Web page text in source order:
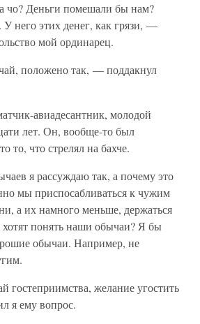
Деньги помешали бы нам?
него этих денег, как грязи, —
мой ординарец.
положено так, — поддакнул
авиадесантник, молодой
лет. Он, вообще-то был
то, что стрелял на бахче.
я рассуждаю так, а почему это
мы приспосабливаться к чужим
а их намного меньше, держаться
понять наши обычаи? Я бы
обычаи. Например, не
гостеприимства, желание угостить
я ему вопрос.